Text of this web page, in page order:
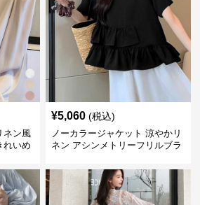
ネン風
れいめ
¥5,060 (税込)
ノーカラージャケット 涼やかリ
ネン アシンメトリーフリルブラ